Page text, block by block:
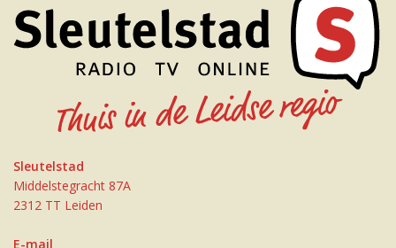
Sleutelstad
Middelstegracht 87A
2312 TT Leiden
E-mail